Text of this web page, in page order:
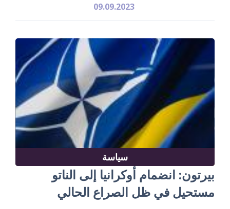
09.09.2023
سياسة
بيرتون: انضمام أوكرانيا إلى الناتو
مستحيل في ظل الصراع الحالي